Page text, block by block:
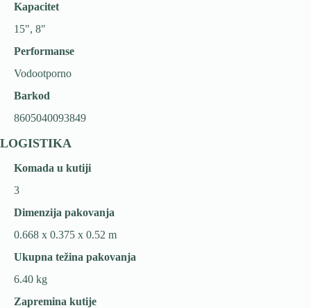
Kapacitet
15", 8"
Performanse
Vodootporno
Barkod
8605040093849
LOGISTIKA
Komada u kutiji
3
Dimenzija pakovanja
0.668 x 0.375 x 0.52 m
Ukupna težina pakovanja
6.40 kg
Zapremina kutije